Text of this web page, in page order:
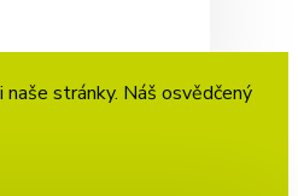
stránky. Náš osvědčený